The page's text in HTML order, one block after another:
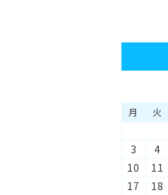
月 火
3
4
10
11
17
18